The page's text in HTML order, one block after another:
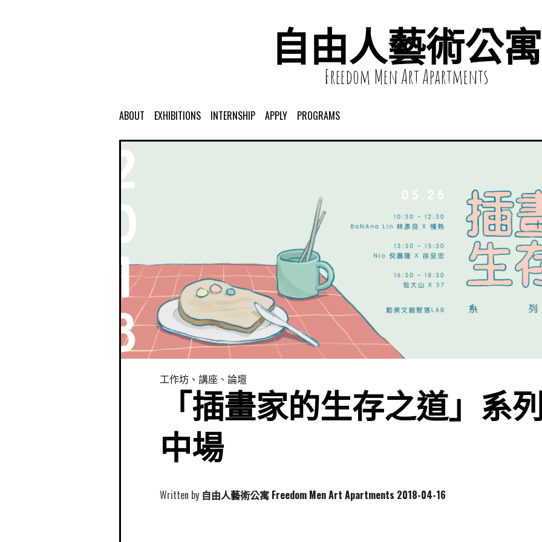
自由人藝術公寓
Freedom Men Art Apartments
ABOUT EXHIBITIONS INTERNSHIP APPLY PROGRAMS
工作坊、講座、論壇
「插畫家的生存之道」系
中場
Written by 自由人藝術公寓 Freedom Men Art Apartments 2018-04-16